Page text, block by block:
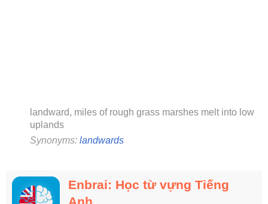
landward, miles of rough grass marshes melt into low
uplands
Synonyms: landwards
Enbrai: Học từ vựng Tiếng